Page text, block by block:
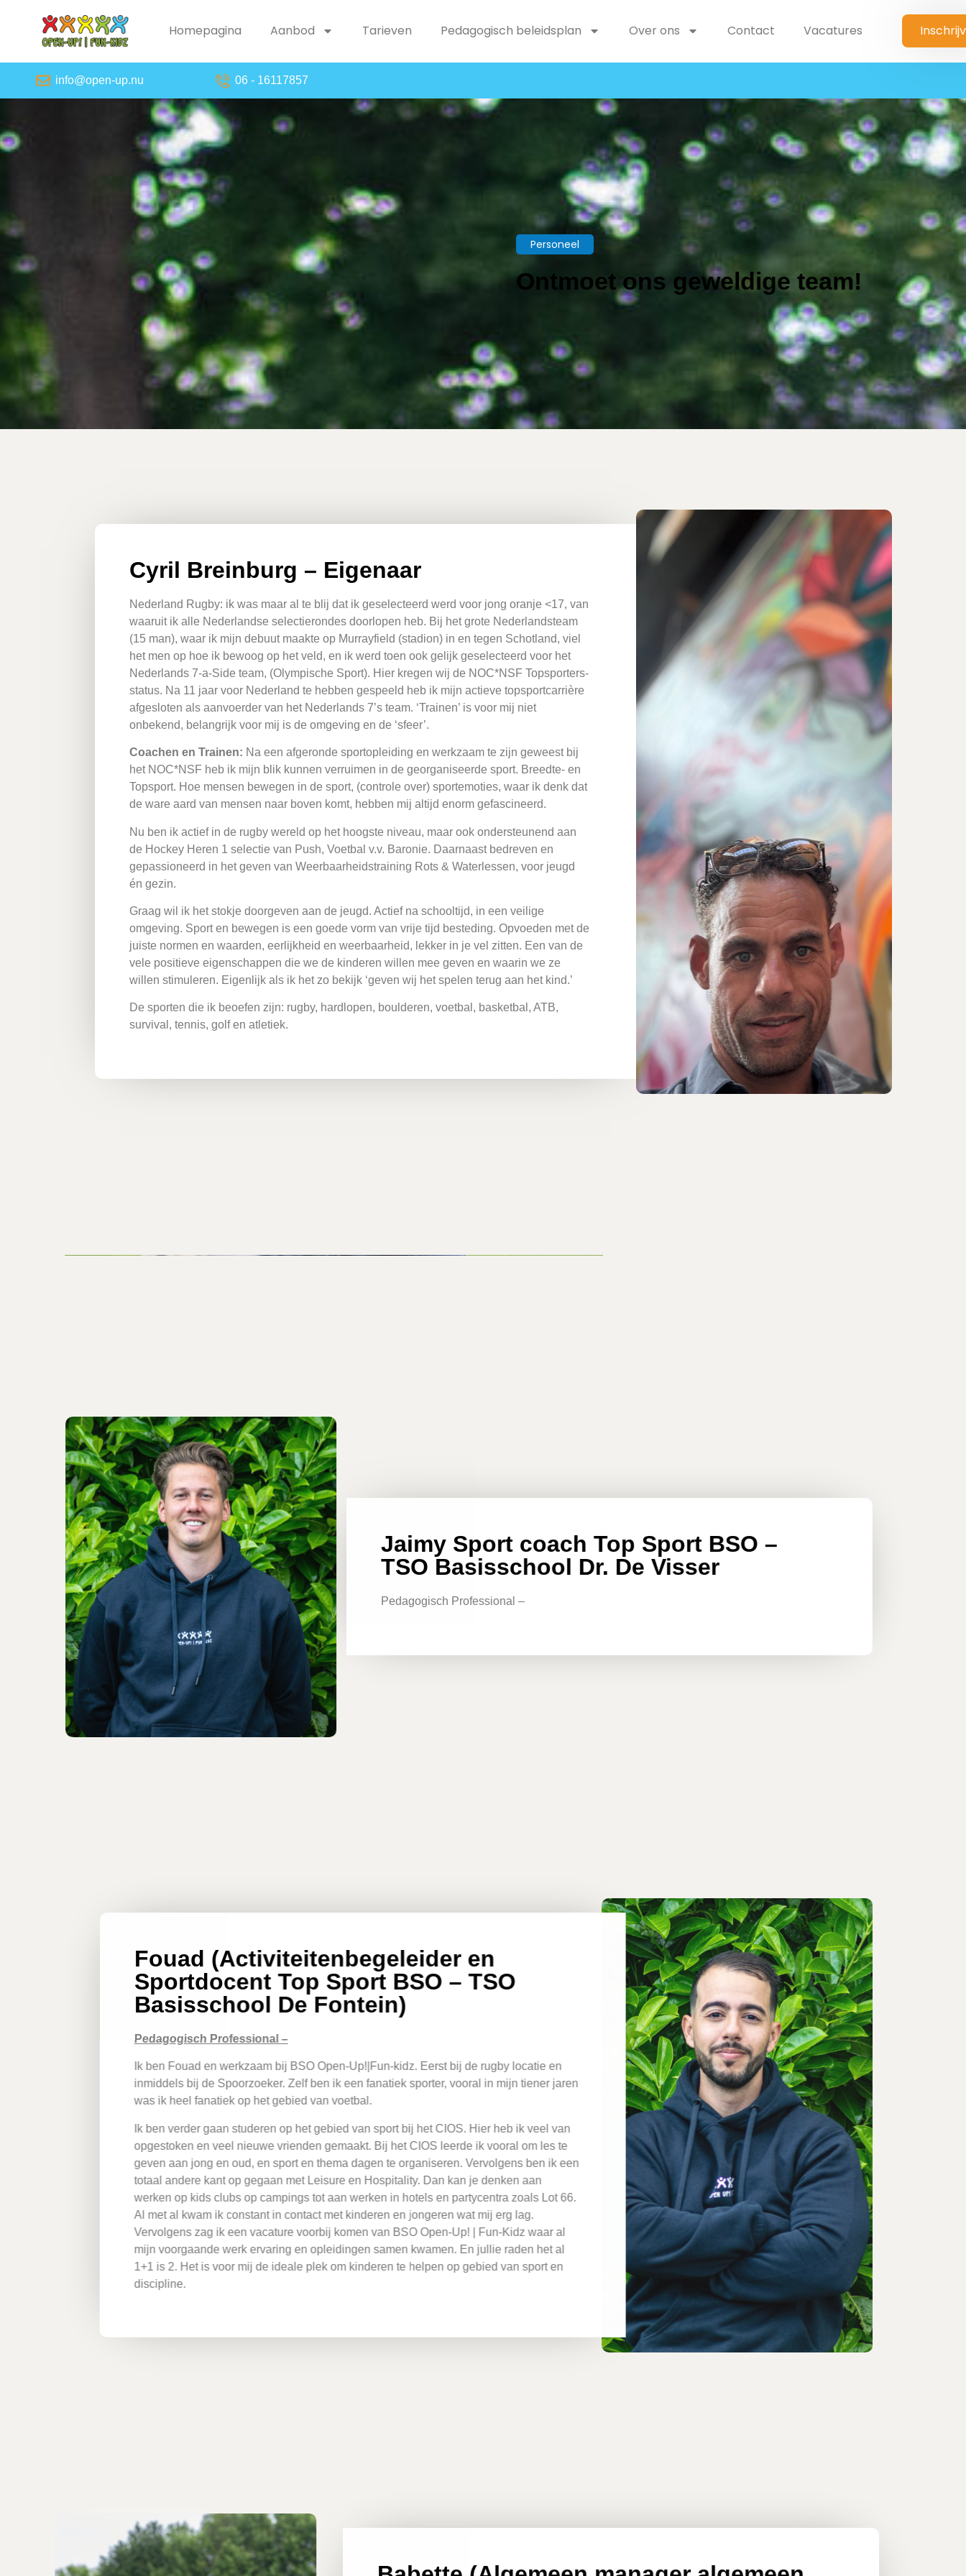
Homepagina Aanbod Tarieven Pedagogisch beleidsplan Over ons Contact Vacatures
info@open-up.nu 06 - 16117857
Personeel
Ontmoet ons geweldige team!
Cyril Breinburg – Eigenaar
Nederland Rugby: ik was maar al te blij dat ik geselecteerd werd voor jong oranje <17, van
waaruit ik alle Nederlandse selectierondes doorlopen heb. Bij het grote Nederlandsteam
(15 man), waar ik mijn debuut maakte op Murrayfield (stadion) in en tegen Schotland, viel
het men op hoe ik bewoog op het veld, en ik werd toen ook gelijk geselecteerd voor het
Nederlands 7-a-Side team, (Olympische Sport). Hier kregen wij de NOC*NSF Topsporters-
status. Na 11 jaar voor Nederland te hebben gespeeld heb ik mijn actieve topsportcarrière
afgesloten als aanvoerder van het Nederlands 7’s team. ‘Trainen’ is voor mij niet
onbekend, belangrijk voor mij is de omgeving en de ‘sfeer’.
Coachen en Trainen: Na een afgeronde sportopleiding en werkzaam te zijn geweest bij
het NOC*NSF heb ik mijn blik kunnen verruimen in de georganiseerde sport. Breedte- en
Topsport. Hoe mensen bewegen in de sport, (controle over) sportemoties, waar ik denk dat
de ware aard van mensen naar boven komt, hebben mij altijd enorm gefascineerd.
Nu ben ik actief in de rugby wereld op het hoogste niveau, maar ook ondersteunend aan
de Hockey Heren 1 selectie van Push, Voetbal v.v. Baronie. Daarnaast bedreven en
gepassioneerd in het geven van Weerbaarheidstraining Rots & Waterlessen, voor jeugd
én gezin.
Graag wil ik het stokje doorgeven aan de jeugd. Actief na schooltijd, in een veilige
omgeving. Sport en bewegen is een goede vorm van vrije tijd besteding. Opvoeden met de
juiste normen en waarden, eerlijkheid en weerbaarheid, lekker in je vel zitten. Een van de
vele positieve eigenschappen die we de kinderen willen mee geven en waarin we ze
willen stimuleren. Eigenlijk als ik het zo bekijk ‘geven wij het spelen terug aan het kind.’
De sporten die ik beoefen zijn: rugby, hardlopen, boulderen, voetbal, basketbal, ATB,
survival, tennis, golf en atletiek.
Jaimy Sport coach Top Sport BSO –
TSO Basisschool Dr. De Visser
Pedagogisch Professional –
Fouad (Activiteitenbegeleider en
Sportdocent Top Sport BSO – TSO
Basisschool De Fontein)
Pedagogisch Professional –
Ik ben Fouad en werkzaam bij BSO Open-Up!|Fun-kidz. Eerst bij de rugby locatie en
inmiddels bij de Spoorzoeker. Zelf ben ik een fanatiek sporter, vooral in mijn tiener jaren
was ik heel fanatiek op het gebied van voetbal.
Ik ben verder gaan studeren op het gebied van sport bij het CIOS. Hier heb ik veel van
opgestoken en veel nieuwe vrienden gemaakt. Bij het CIOS leerde ik vooral om les te
geven aan jong en oud, en sport en thema dagen te organiseren. Vervolgens ben ik een
totaal andere kant op gegaan met Leisure en Hospitality. Dan kan je denken aan
werken op kids clubs op campings tot aan werken in hotels en partycentra zoals Lot 66.
Al met al kwam ik constant in contact met kinderen en jongeren wat mij erg lag.
Vervolgens zag ik een vacature voorbij komen van BSO Open-Up! | Fun-Kidz waar al
mijn voorgaande werk ervaring en opleidingen samen kwamen. En jullie raden het al
1+1 is 2. Het is voor mij de ideale plek om kinderen te helpen op gebied van sport en
discipline.